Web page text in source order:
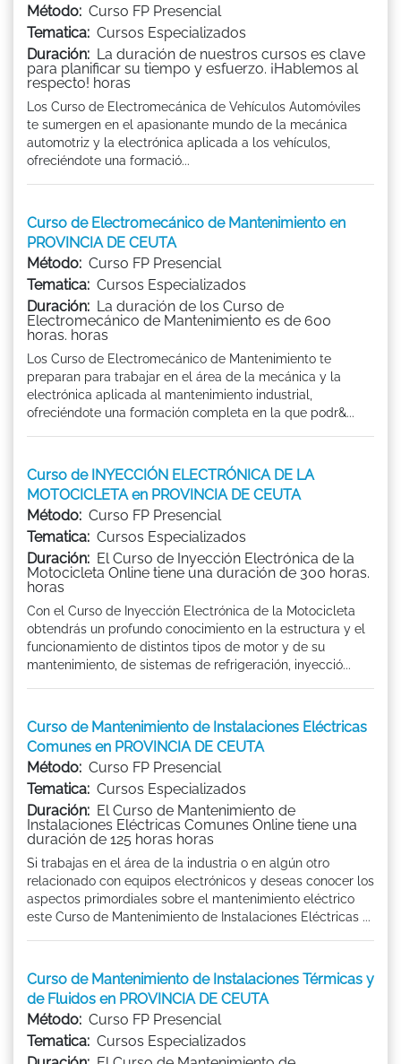
Método: Curso FP Presencial
Tematica: Cursos Especializados
Duración: La duración de nuestros cursos es clave
para planificar su tiempo y esfuerzo. ¡Hablemos al
respecto! horas
Los Curso de Electromecánica de Vehículos Automóviles
te sumergen en el apasionante mundo de la mecánica
automotriz y la electrónica aplicada a los vehículos,
ofreciéndote una formació...
Curso de Electromecánico de Mantenimiento en
PROVINCIA DE CEUTA
Método: Curso FP Presencial
Tematica: Cursos Especializados
Duración: La duración de los Curso de
Electromecánico de Mantenimiento es de 600
horas. horas
Los Curso de Electromecánico de Mantenimiento te
preparan para trabajar en el área de la mecánica y la
electrónica aplicada al mantenimiento industrial,
ofreciéndote una formación completa en la que podr&...
Curso de INYECCIÓN ELECTRÓNICA DE LA
MOTOCICLETA en PROVINCIA DE CEUTA
Método: Curso FP Presencial
Tematica: Cursos Especializados
Duración: El Curso de Inyección Electrónica de la
Motocicleta Online tiene una duración de 300 horas.
horas
Con el Curso de Inyección Electrónica de la Motocicleta
obtendrás un profundo conocimiento en la estructura y el
funcionamiento de distintos tipos de motor y de su
mantenimiento, de sistemas de refrigeración, inyecció...
Curso de Mantenimiento de Instalaciones Eléctricas
Comunes en PROVINCIA DE CEUTA
Método: Curso FP Presencial
Tematica: Cursos Especializados
Duración: El Curso de Mantenimiento de
Instalaciones Eléctricas Comunes Online tiene una
duración de 125 horas horas
Si trabajas en el área de la industria o en algún otro
relacionado con equipos electrónicos y deseas conocer los
aspectos primordiales sobre el mantenimiento eléctrico
este Curso de Mantenimiento de Instalaciones Eléctricas ...
Curso de Mantenimiento de Instalaciones Térmicas y
de Fluidos en PROVINCIA DE CEUTA
Método: Curso FP Presencial
Tematica: Cursos Especializados